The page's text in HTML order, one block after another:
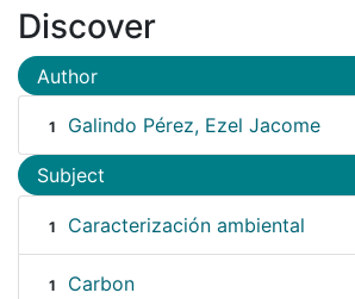
Discover
Author
1 Galindo Pérez, Ezel Jacome
Subject
1 Caracterización ambiental
1 Carbon